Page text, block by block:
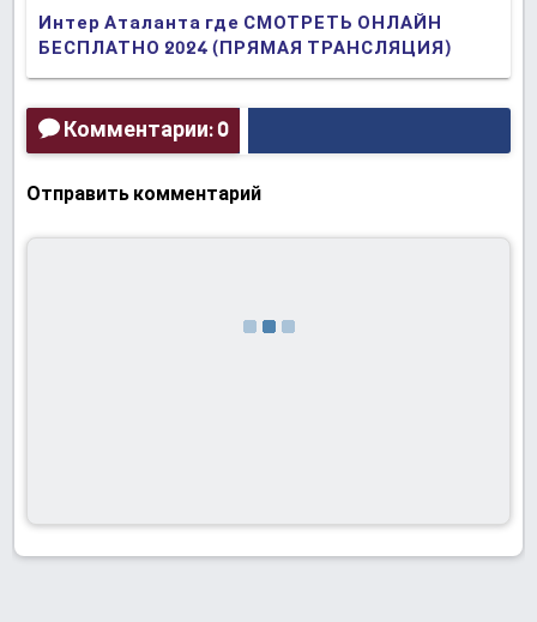
Интер Аталанта где СМОТРЕТЬ ОНЛАЙН
БЕСПЛАТНО 2024 (ПРЯМАЯ ТРАНСЛЯЦИЯ)
Комментарии: 0
Отправить комментарий